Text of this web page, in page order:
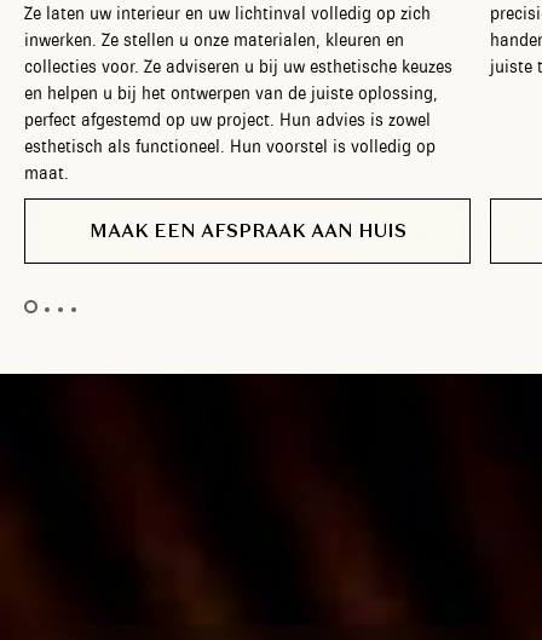
Ze laten uw interieur en uw lichtinval volledig op zich
inwerken. Ze stellen u onze materialen, kleuren en
collecties voor. Ze adviseren u bij uw esthetische keuzes
en helpen u bij het ontwerpen van de juiste oplossing,
perfect afgestemd op uw project. Hun advies is zowel
esthetisch als functioneel. Hun voorstel is volledig op
maat.
MAAK EEN AFSPRAAK AAN HUIS
juiste